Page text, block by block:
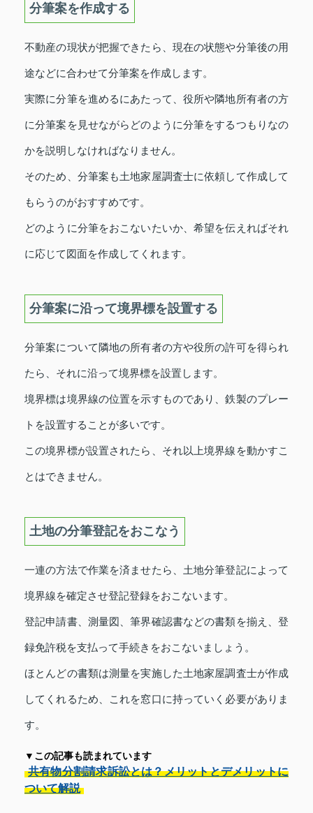
分筆案を作成する
不動産の現状が把握できたら、現在の状態や分筆後の用
途などに合わせて分筆案を作成します。
実際に分筆を進めるにあたって、役所や隣地所有者の方
に分筆案を見せながらどのように分筆をするつもりなの
かを説明しなければなりません。
そのため、分筆案も土地家屋調査士に依頼して作成して
もらうのがおすすめです。
どのように分筆をおこないたいか、希望を伝えればそれ
に応じて図面を作成してくれます。
分筆案に沿って境界標を設置する
分筆案について隣地の所有者の方や役所の許可を得られ
たら、それに沿って境界標を設置します。
境界標は境界線の位置を示すものであり、鉄製のプレー
トを設置することが多いです。
この境界標が設置されたら、それ以上境界線を動かすこ
とはできません。
土地の分筆登記をおこなう
一連の方法で作業を済ませたら、土地分筆登記によって
境界線を確定させ登記登録をおこないます。
登記申請書、測量図、筆界確認書などの書類を揃え、登
録免許税を支払って手続きをおこないましょう。
ほとんどの書類は測量を実施した土地家屋調査士が作成
してくれるため、これを窓口に持っていく必要がありま
す。
▼この記事も読まれています
共有物分割請求訴訟とは？メリットとデメリットに
ついて解説